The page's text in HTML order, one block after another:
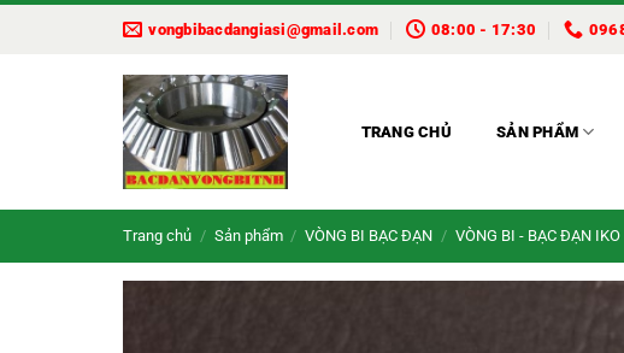
vongbibacdangiasi@gmail.com 08:00 - 17:30
TRANG CHỦ SẢN PHẨM
Trang chủ / Sản phẩm / VÒNG BI BẠC ĐẠN / VÒNG BI - BẠC ĐẠN IKO